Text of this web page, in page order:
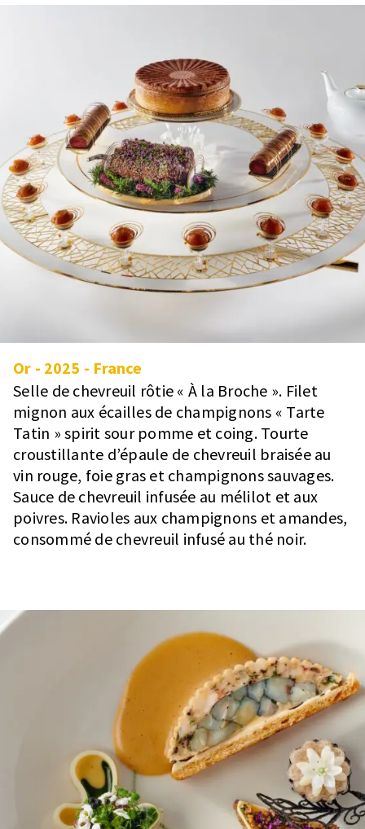
Or - 2025 - France
Selle de chevreuil rôtie « À la Broche ». Filet
mignon aux écailles de champignons « Tarte
Tatin » spirit sour pomme et coing. Tourte
croustillante d’épaule de chevreuil braisée au
vin rouge, foie gras et champignons sauvages.
Sauce de chevreuil infusée au mélilot et aux
poivres. Ravioles aux champignons et amandes,
consommé de chevreuil infusé au thé noir.